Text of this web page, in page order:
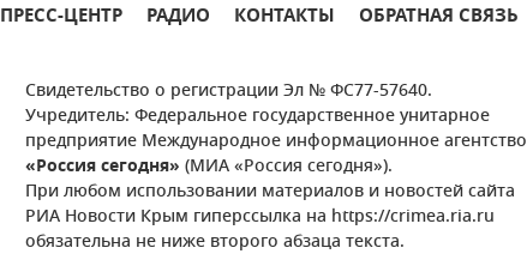
ПРЕСС-ЦЕНТР РАДИО КОНТАКТЫ ОБРАТНАЯ СВЯЗЬ
Свидетельство о регистрации Эл № ФС77-57640.
Учредитель: Федеральное государственное унитарное
предприятие Международное информационное агентство
«Россия сегодня» (МИА «Россия сегодня»).
При любом использовании материалов и новостей сайта
РИА Новости Крым гиперссылка на https://crimea.ria.ru
обязательна не ниже второго абзаца текста.